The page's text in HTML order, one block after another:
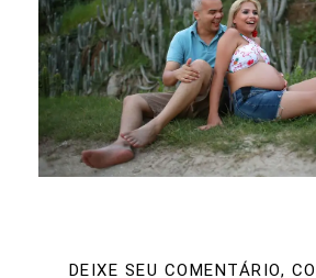
DEIXE SEU COMENTÁRIO,